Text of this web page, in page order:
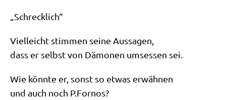
„Schreck­lich“
Viel­leicht stim­men sei­ne Aussagen,
dass er selbst von Dämo­nen umses­sen sei.
Wie könn­te er, sonst so etwas erwähnen
und auch noch P.Fornos?